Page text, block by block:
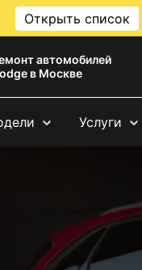
Открыть список
автомобилей
в Москве
Услуги